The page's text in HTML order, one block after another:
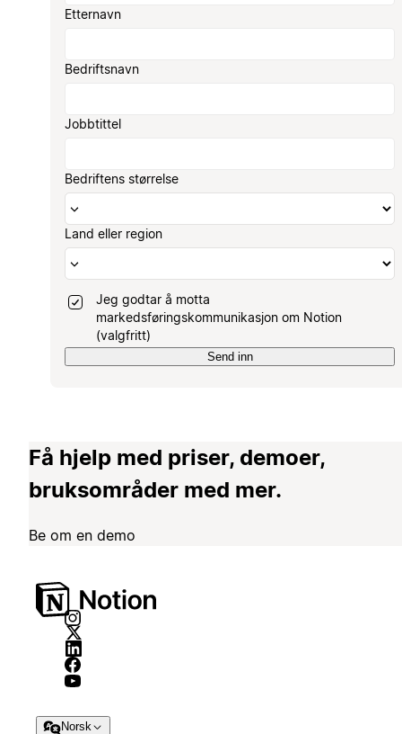
Etternavn
Bedriftsnavn
Jobbtittel
Bedriftens størrelse
Land eller region
Jeg godtar å motta
markedsføringskommunikasjon om Notion
(valgfritt)
Send inn
Få hjelp med priser, demoer,
bruksområder med mer.
Be om en demo
Norsk